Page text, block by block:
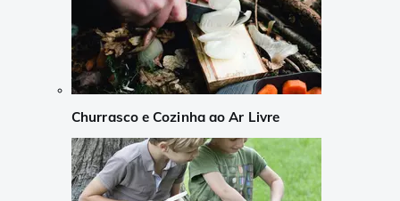
Churrasco e Cozinha ao Ar Livre